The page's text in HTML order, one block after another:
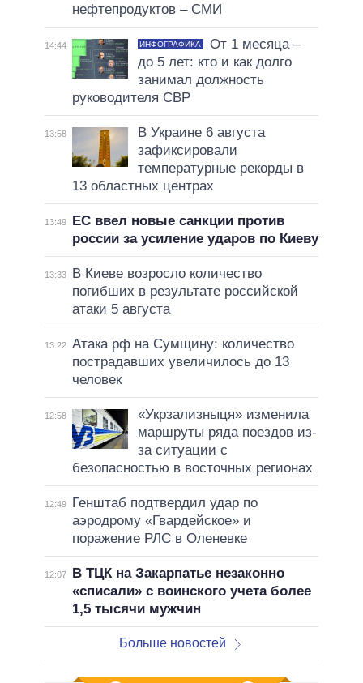
нефтепродуктов – СМИ
14:44 ИНФОГРАФИКА
От 1 месяца –
до 5 лет: кто и как долго
занимал должность
руководителя СВР
13:58
В Украине 6 августа
зафиксировали
температурные рекорды в
13 областных центрах
13:49
ЕС ввел новые санкции против
россии за усиление ударов по Киеву
13:33
В Киеве возросло количество
погибших в результате российской
атаки 5 августа
13:22 Атака рф на Сумщину: количество
пострадавших увеличилось до 13
человек
12:58
«Укрзализныця» изменила
маршруты ряда поездов из-
за ситуации с
безопасностью в восточных регионах
12:49
Генштаб подтвердил удар по
аэродрому «Гвардейское» и
поражение РЛС в Оленевке
12:07
В ТЦК на Закарпатье незаконно
«списали» с воинского учета более
1,5 тысячи мужчин
Больше новостей